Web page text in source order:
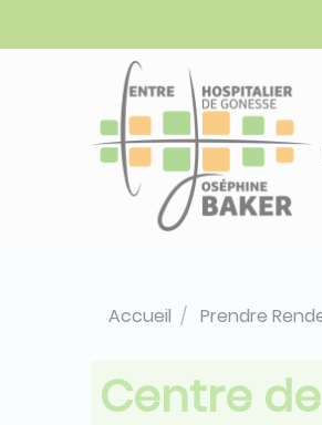
Accueil Prendre
Centre